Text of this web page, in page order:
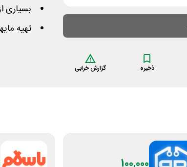
ذخیره گزارش خرابی
بسیاری
تهیه